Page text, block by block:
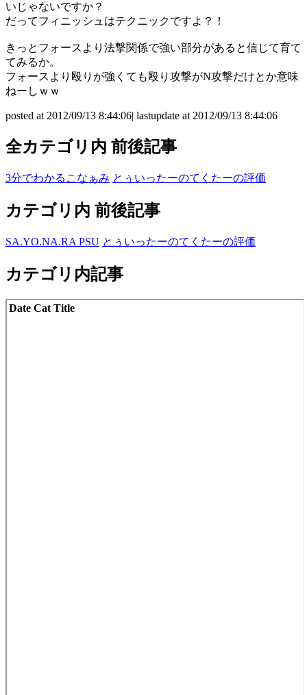
いじゃないですか？
だってフィニッシュはテクニックですよ？！
きっとフォースより法撃関係で強い部分があると信じて育て
てみるか。
フォースより殴りが強くても殴り攻撃がN攻撃だけとか意味
ねーしｗｗ
posted at 2012/09/13 8:44:06| lastupdate at 2012/09/13 8:44:06
全カテゴリ内 前後記事
3分でわかるこなぁみ とぅいったーのてくたーの評価
カテゴリ内 前後記事
SA.YO.NA.RA PSU とぅいったーのてくたーの評価
カテゴリ内記事